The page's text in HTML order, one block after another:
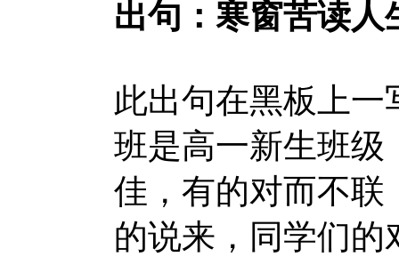
出句：寒窗苦读人
此出句在黑板上一
班是高一新生班级
佳，有的对而不联
的说来，同学们